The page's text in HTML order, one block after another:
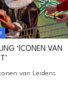
‘ICONEN VAN
van Leidens